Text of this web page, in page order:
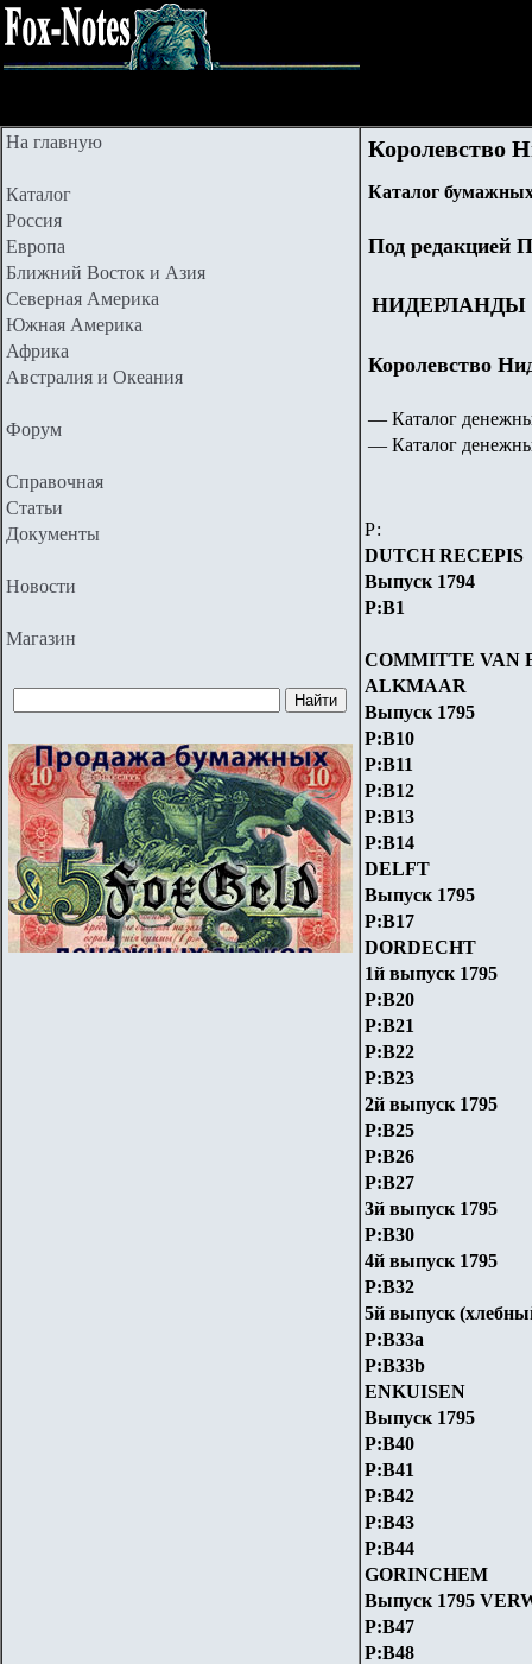
На главную
Каталог
Россия
Европа
Ближний Восток и Азия
Северная Америка
Южная Америка
Африка
Австралия и Океания
Форум
Справочная
Статьи
Документы
Новости
Магазин
Королевство
Каталог
Под редакцией
НИДЕРЛАНДЫ
Королевство
— Каталог
— Каталог
Р:
DUTCH RECEPIS
Выпуск 1794
P:B1
COMMITTE VAN
ALKMAAR
Выпуск 1795
P:B10
P:B11
P:B12
P:B13
P:B14
DELFT
Выпуск 1795
P:B17
DORDECHT
1й выпуск 1795
P:B20
P:B21
P:B22
P:B23
2й выпуск 1795
P:B25
P:B26
P:B27
3й выпуск 1795
P:B30
4й выпуск 1795
P:B32
5й выпуск
P:B33a
P:B33b
ENKUISEN
Выпуск 1795
P:B40
P:B41
P:B42
P:B43
P:B44
GORINCHEM
Выпуск 1795
P:B47
P:B48